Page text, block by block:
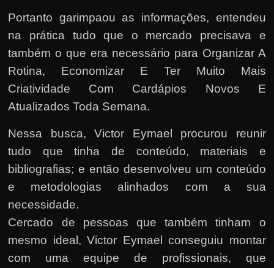
Portanto garimpaou as informações, entendeu
na prática tudo que o mercado precisava e
também o que era necessário para Organizar A
Rotina, Economizar E Ter Muito Mais
Criatividade Com Cardápios Novos E
Atualizados Toda Semana.
Nessa busca, Victor Eymael procurou reunir
tudo que tinha de conteúdo, materiais e
bibliografias; e então desenvolveu um conteúdo
e metodologias alinhados com a sua
necessidade.
Cercado de pessoas que também tinham o
mesmo ideal, Victor Eymael conseguiu montar
com uma equipe de profissionais, que